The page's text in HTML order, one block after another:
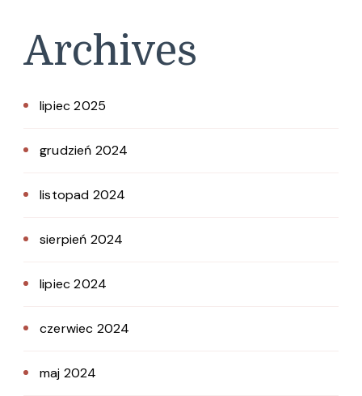
Archives
lipiec 2025
grudzień 2024
listopad 2024
sierpień 2024
lipiec 2024
czerwiec 2024
maj 2024